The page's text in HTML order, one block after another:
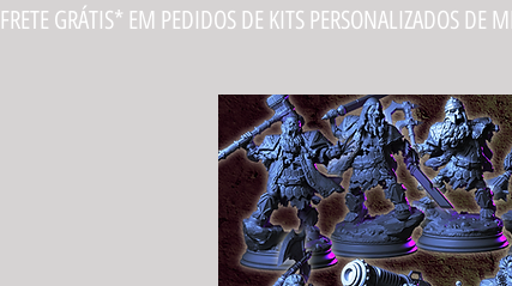
FRETE GRÁTIS* EM PEDIDOS DE KITS PERSONALIZADOS DE